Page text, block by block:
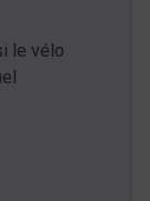
le vélo